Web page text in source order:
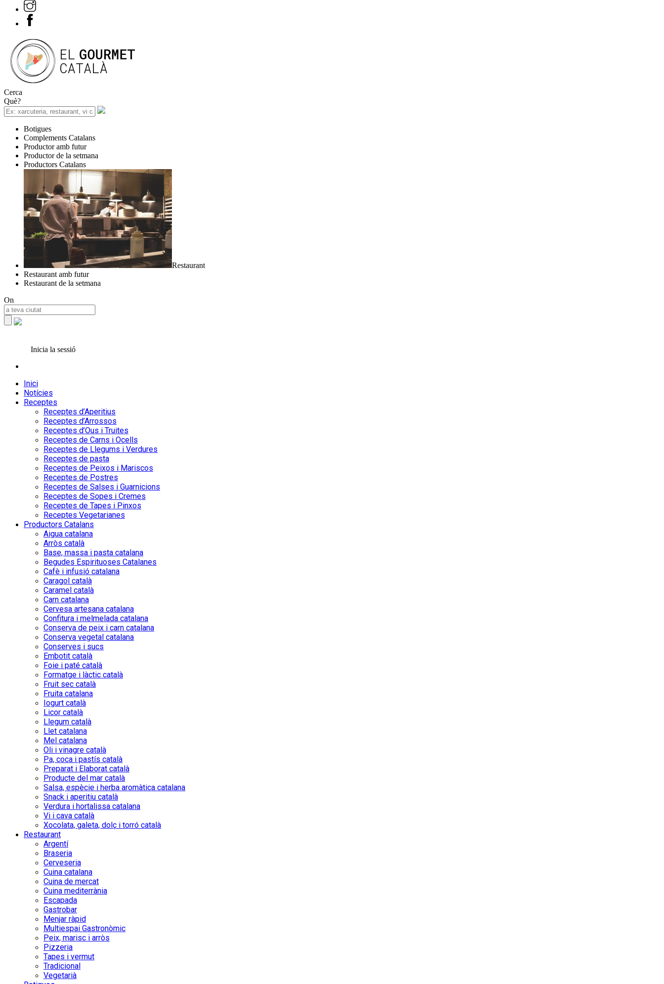
Cerca
Què?
Botigues
Complements Catalans
Productor amb futur
Productor de la setmana
Productors Catalans
Restaurant
Restaurant amb futur
Restaurant de la setmana
On
Inicia la sessió
Inici
Notícies
Receptes
Receptes d’Aperitius
Receptes d’Arrossos
Receptes d’Ous i Truites
Receptes de Carns i Ocells
Receptes de Llegums i Verdures
Receptes de pasta
Receptes de Peixos i Mariscos
Receptes de Postres
Receptes de Salses i Guarnicions
Receptes de Sopes i Cremes
Receptes de Tapes i Pinxos
Receptes Vegetarianes
Productors Catalans
Aigua catalana
Arròs català
Base, massa i pasta catalana
Begudes Espirituoses Catalanes
Cafè i infusió catalana
Caragol català
Caramel català
Carn catalana
Cervesa artesana catalana
Confitura i melmelada catalana
Conserva de peix i carn catalana
Conserva vegetal catalana
Conserves i sucs
Embotit català
Foie i paté català
Formatge i làctic català
Fruit sec català
Fruita catalana
Iogurt català
Licor català
Llegum català
Llet catalana
Mel catalana
Oli i vinagre català
Pa, coca i pastís català
Preparat i Elaborat català
Producte del mar català
Salsa, espècie i herba aromàtica catalana
Snack i aperitiu català
Verdura i hortalissa catalana
Vi i cava català
Xocolata, galeta, dolç i torró català
Restaurant
Argentí
Braseria
Cerveseria
Cuina catalana
Cuina de mercat
Cuina mediterrània
Escapada
Gastrobar
Menjar ràpid
Multiespai Gastronòmic
Peix, marisc i arròs
Pizzeria
Tapes i vermut
Tradicional
Vegetarià